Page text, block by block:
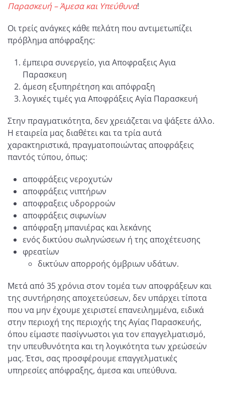
Παρασκευή – Άμεσα και Υπεύθυνα!
Οι τρείς ανάγκες κάθε πελάτη που αντιμετωπίζει
πρόβλημα απόφραξης:
έμπειρα συνεργείο, για Αποφραξεις Αγια
Παρασκευη
άμεση εξυπηρέτηση και απόφραξη
λογικές τιμές για Αποφράξεις Αγία Παρασκευή
Στην πραγματικότητα, δεν χρειάζεται να ψάξετε άλλο.
Η εταιρεία μας διαθέτει και τα τρία αυτά
χαρακτηριστικά, πραγματοποιώντας αποφράξεις
παντός τύπου, όπως:
αποφράξεις νεροχυτών
αποφράξεις νιπτήρων
αποφραξεις υδρορροών
αποφράξεις σιφωνίων
απόφραξη μπανιέρας και λεκάνης
ενός δικτύου σωληνώσεων ή της αποχέτευσης
φρεατίων
δικτύων απορροής όμβριων υδάτων.
Μετά από 35 χρόνια στον τομέα των αποφράξεων και
της συντήρησης αποχετεύσεων, δεν υπάρχει τίποτα
που να μην έχουμε χειριστεί επανειλημμένα, ειδικά
στην περιοχή της περιοχής της Αγίας Παρασκευής,
όπου είμαστε πασίγνωστοι για τον επαγγελματισμό,
την υπευθυνότητα και τη λογικότητα των χρεώσεών
μας. Έτσι, σας προσφέρουμε επαγγελματικές
υπηρεσίες απόφραξης, άμεσα και υπεύθυνα.